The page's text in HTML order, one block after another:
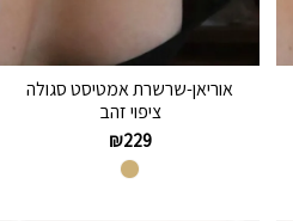
אוריאן-שרשרת אמטיסט סגולה
ציפוי זהב
₪229